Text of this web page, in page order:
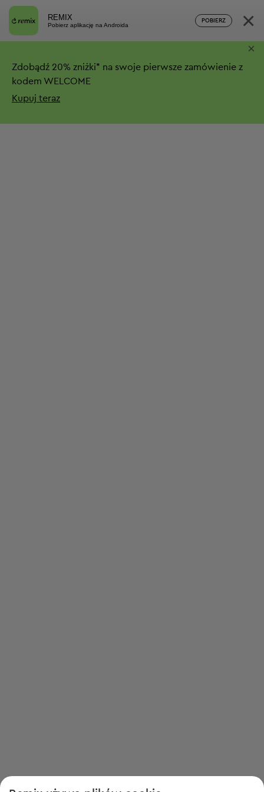
REMIX
Pobierz aplikację na Androida
POBIERZ ×
Zdobądź 20% zniżki* na swoje pierwsze zamówienie z
kodem WELCOME
Kupuj teraz
×